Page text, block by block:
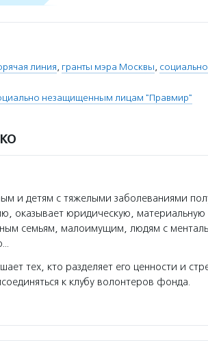
линия, гранты мэра Москвы,
незащищенным лицам "Правмир"
и детям с тяжелыми заболеваниями
оказывает юридическую, материальную
семьям, малоимущим, людям с
тех, кто разделяет его ценности и
к клубу волонтеров фонда.